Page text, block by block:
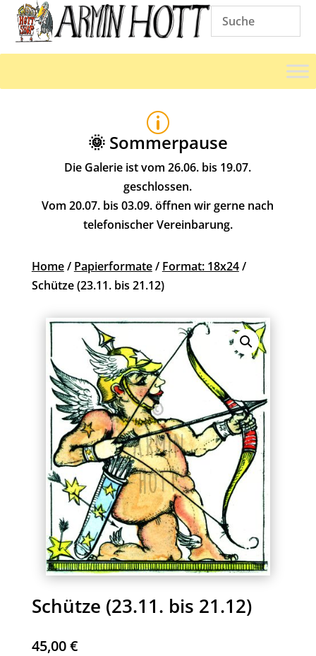
p
🌞 Sommerpause
Die Galerie ist vom 26.06. bis 19.07.
geschlossen.
Vom 20.07. bis 03.09. öffnen wir gerne nach
telefonischer Vereinbarung.
Home/ Papierformate/ Format: 18x24/
Schütze (23.11. bis 21.12)
Schütze (23.11. bis 21.12)
45,00€